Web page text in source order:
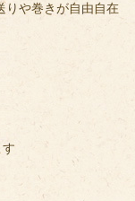
りや巻きが自由自在